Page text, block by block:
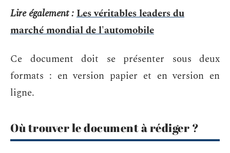
Lire également :Les véritables leaders du
marché mondial de l'automobile
Ce document doit se présenter sous deux
formats : en version papier et en version en
ligne.
Où trouver le document à rédiger ?